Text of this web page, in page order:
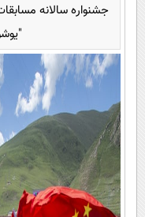
جشنواره سالانه